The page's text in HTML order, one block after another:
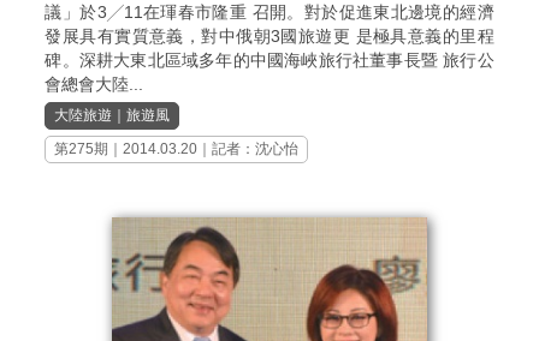
議」於3╱11在琿春市隆重 召開。對於促進東北邊境的經濟
發展具有實質意義，對中俄朝3國旅遊更 是極具意義的里程
碑。深耕大東北區域多年的中國海峽旅行社董事長暨 旅行公
會總會大陸...
大陸旅遊 ｜旅遊風
第275期 ｜2014.03.20｜記者：沈心怡